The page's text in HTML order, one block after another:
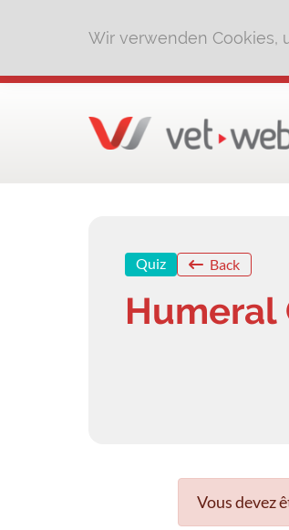
Wir verwenden Cookies,
Quiz Back
Humeral
Vous devez